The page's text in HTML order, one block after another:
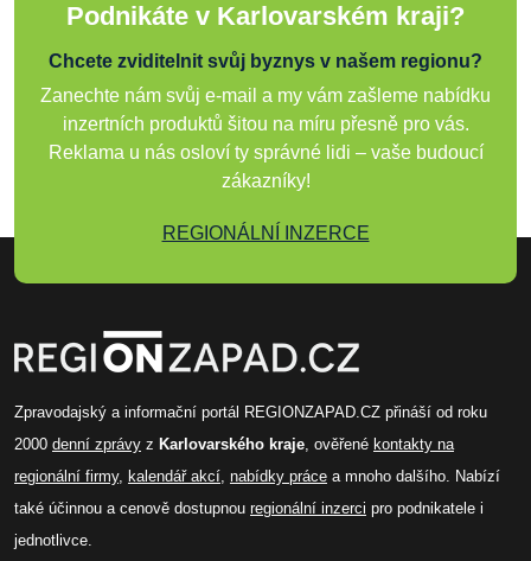
Podnikáte v Karlovarském kraji?
Chcete zviditelnit svůj byznys v našem regionu?
Zanechte nám svůj e-mail a my vám zašleme nabídku
inzertních produktů šitou na míru přesně pro vás.
Reklama u nás osloví ty správné lidi – vaše budoucí
zákazníky!
REGIONÁLNÍ INZERCE
Zpravodajský a informační portál REGIONZAPAD.CZ přináší od roku
2000 denní zprávy z Karlovarského kraje, ověřené kontakty na
regionální firmy, kalendář akcí, nabídky práce a mnoho dalšího. Nabízí
také účinnou a cenově dostupnou regionální inzerci pro podnikatele i
jednotlivce.